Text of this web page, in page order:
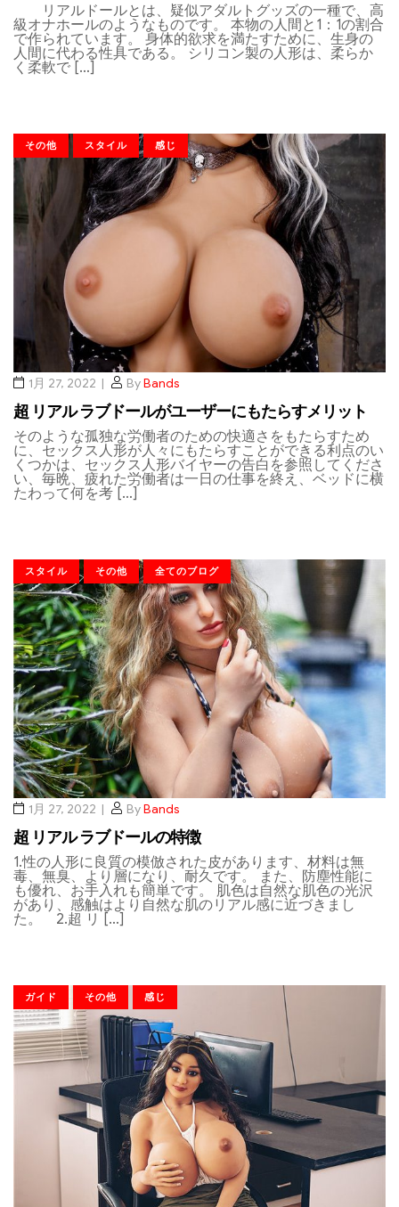
リアルドールとは、疑似アダルトグッズの一種で、高
級オナホールのようなものです。 本物の人間と1：1の割合
で作られています。 身体的欲求を満たすために、生身の
人間に代わる性具である。 シリコン製の人形は、柔らか
く柔軟で […]
その他 スタイル 感じ
1月 27, 2022 ByBands
超 リアル ラブドールがユーザーにもたらすメリット
そのような孤独な労働者のための快適さをもたらすため
に、セックス人形が人々にもたらすことができる利点のい
くつかは、セックス人形バイヤーの告白を参照してくださ
い、毎晩、疲れた労働者は一日の仕事を終え、ベッドに横
たわって何を考 […]
スタイル その他 全てのブログ
1月 27, 2022 ByBands
超 リアル ラブドールの特徴
1.性の人形に良質の模倣された皮があります、材料は無
毒、無臭、より層になり、耐久です。 また、防塵性能に
も優れ、お手入れも簡単です。 肌色は自然な肌色の光沢
があり、感触はより自然な肌のリアル感に近づきまし
た。 2.超 リ […]
ガイド その他 感じ